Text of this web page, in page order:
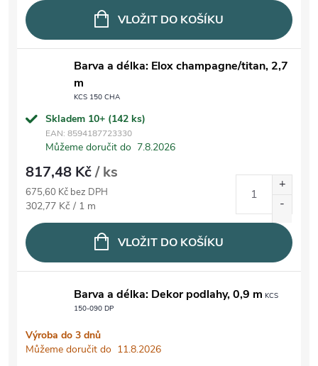
VLOŽIT DO KOŠÍKU
Barva a délka: Elox champagne/titan, 2,7
m
KCS 150 CHA
Skladem 10+ (142 ks)
EAN: 8594187723330
Můžeme doručit do 7.8.2026
817,48 Kč/ ks
675,60 Kč bez DPH
Měrná cena:
302,77 Kč / 1 m
VLOŽIT DO KOŠÍKU
Barva a délka: Dekor podlahy, 0,9 m KCS
150-090 DP
Výroba do 3 dnů
Můžeme doručit do 11.8.2026